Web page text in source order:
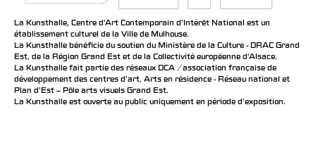
La Kunsthalle, Centre d’Art Contemporain d’Intérêt National est un
établissement culturel de la Ville de Mulhouse.
La Kunsthalle bénéficie du soutien du Ministère de la Culture - DRAC Grand
Est, de la Région Grand Est et de la Collectivité européenne d’Alsace.
La Kunsthalle fait partie des réseaux DCA / association française de
développement des centres d'art, Arts en résidence - Réseau national et
Plan d’Est – Pôle arts visuels Grand Est.
La Kunsthalle est ouverte au public uniquement en période d'exposition.